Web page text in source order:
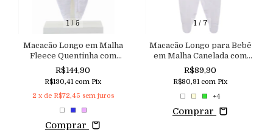
1/ 5
Macacão Longo em Malha
Fleece Quentinha com
Desenho Lúdico de Nuvem
e Estrelas
R$144,90
R$130,41 com Pix
2 x de R$72,45 sem juros
Comprar
1/ 7
Macacão Longo para Bebê
em Malha Canelada com
Elastano Aconchego
R$89,90
R$80,91 com Pix
+4
Comprar